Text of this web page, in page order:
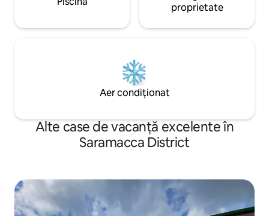
proprietate
Aer condiționat
Alte case de vacanță excelente în
Saramacca District